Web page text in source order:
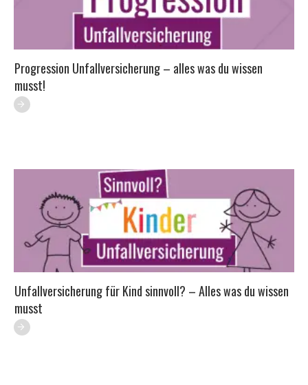
Progression Unfallversicherung – alles was du wissen
musst!
Unfallversicherung für Kind sinnvoll? – Alles was du wissen
musst